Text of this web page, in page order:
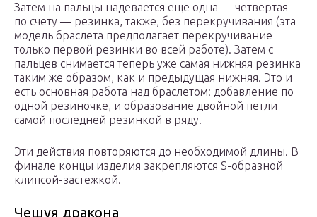
Затем на пальцы надевается еще одна — четвертая
по счету — резинка, также, без перекручивания (эта
модель браслета предполагает перекручивание
только первой резинки во всей работе). Затем с
пальцев снимается теперь уже самая нижняя резинка
таким же образом, как и предыдущая нижняя. Это и
есть основная работа над браслетом: добавление по
одной резиночке, и образование двойной петли
самой последней резинкой в ряду.
Эти действия повторяются до необходимой длины. В
финале концы изделия закрепляются S-образной
клипсой-застежкой.
Чешуя дракона